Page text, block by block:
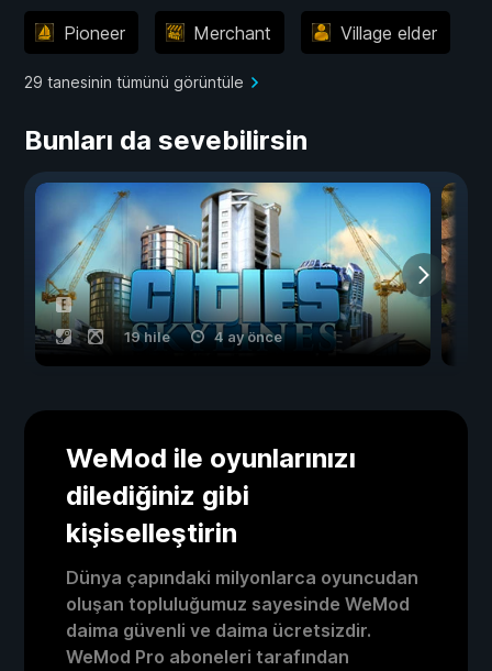
Pioneer Merchant Village elder
29 tanesinin tümünü görüntüle
Bunları da sevebilirsin
19 hile 4 ay önce
WeMod ile oyunlarınızı
dilediğiniz gibi
kişiselleştirin
Dünya çapındaki milyonlarca oyuncudan
oluşan topluluğumuz sayesinde WeMod
daima güvenli ve daima ücretsizdir.
WeMod Pro aboneleri tarafından